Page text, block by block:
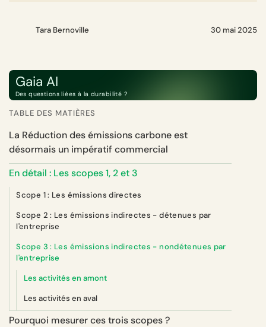
Tara Bernoville 30 mai 2025
Gaia AI
Des questions liées à la durabilité ?
TABLE DES MATIÈRES
La Réduction des émissions carbone est
désormais un impératif commercial
En détail : Les scopes 1, 2 et 3
Scope 1 : Les émissions directes
Scope 2 : Les émissions indirectes - détenues par
l'entreprise
Scope 3 : Les émissions indirectes - nondétenues par
l'entreprise
Les activités en amont
Les activités en aval
Pourquoi mesurer ces trois scopes ?